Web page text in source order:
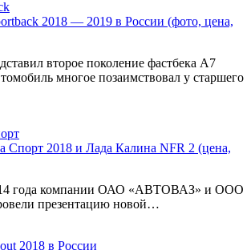
2018 — 2019 в России (фото, цена,
второе поколение фастбека A7
многое позаимствовал у старшего
Спорт 2018 и Лада Калина NFR 2 (цена,
года компании ОАО «АВТОВАЗ» и ООО
презентацию новой…